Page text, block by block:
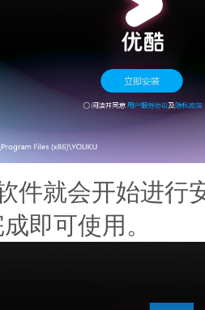
就会开始进行
即可使用。